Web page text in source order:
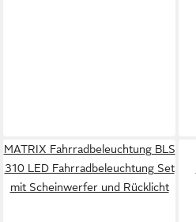
MATRIX Fahrradbeleuchtung BLS
310 LED Fahrradbeleuchtung Set
mit Scheinwerfer und Rücklicht